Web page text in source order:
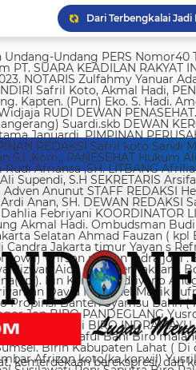
Yusril sebut
Imigrasi Semarang
KPK temukan 8.500
Afrizon koto(ka korwil) Yusril koto BIRO SUMUT Toto. S Ulung s Korwil Bangka Belitung Zulkarnai Susilawati Roni Saputra Biro Palembang Di cari. Biro Jambi M. Naser Biro Riau Hermain Biro Pesisir Barat (Krui) yepta Rijaya Kalimantan Barat Hendrik Usman Perwakilan Maluku Utara Raymon Caniago kota Madya Manado Ismail Hamadi kabupaten Minahasa Alstein Nesar Manumpil (kpl Biro) Menahasa Tenggara Hanny krestofel Gumalang (ka.Biro). Minahasa Utara Rydel Gumalang.(ka.Biro). kabupaten Bolmong Dicari. (Kpl biro). Kabupaten Salayar (Dicari). Polda Sulut (Alstein Nesar N). KORWIL INDONESIA TIMUR Ismail Hamadi .(kepala Korwil). Biro Tidore Chika Citra lestari. Biro Ternate Ismit Mohtar Biro Papua & Papua Barat (..,cari..) PT keadilan rakyat Indonesia BRI 720701004536531 a/n Safril Bank BCA 8681 1266 43 a/n Maryatun Redaksi. Jln Ciujung Raya no 4 Rt 01/009 Kel Karawang kec Karawaci kota Tangerang Tata usaha. Komplek Palem Mutiara Blok C. 10 No. 66 Cengkareng Jakarta Pusat Tata usaha Daan Mogot raya no 5B Jakarta barat Telepon: 088973802372/ 0858315860 / 0821134676 /081367093927 pedoman Dewan Pers Peraturan Dewan Pers Pedoman Pemberitaan Media Siber Kemerdekaan berpendapat, kemerdekaan berekspresi, dan kemerdekaan pers adalah hak asasi manusia yang dilindungi Pancasila, Undang-Undang Dasar 1945, dan Deklarasi Universal Hak Asasi Manusia PBB. Keberadaan media siber di Indonesia juga merupakan bagian dari kemerdekaan berpendapat, kemerdekaan berekspresi, dan kemerdekaan pers. Media siber memiliki karakter khusus sehingga memerlukan pedoman agar pengelolaannya dapat dilaksanakan secara profesional, memenuhi fungsi, hak, dan kewajibannya sesuai Undang-Undang Nomor 40 Tahun 1999 tentang Pers dan Kode Etik Jurnalistik. Untuk itu Dewan Pers bersama organisasi pers, pengelola media siber, dan masyarakat menyusun Pedoman Pemberitaan Media Siber sebagai berikut: 1. Ruang Lingkup Media Siber adalah segala bentuk media yang menggunakan wahana internet dan melaksanakan kegiatan jurnalistik, serta memenuhi persyaratan Undang-Undang Pers dan Standar Perusahaan Pers yang ditetapkan Dewan Pers. Isi Buatan Pengguna (User Generated Content) adalah segala isi yang dibuat dan atau dipublikasikan oleh pengguna media siber, antara lain, artikel, gambar, komentar, suara, video dan berbagai bentuk unggahan yang melekat pada media siber, seperti blog, forum, komentar pembaca atau pemirsa, dan bentuk lain. 2. Verifikasi dan keberimbangan berita Pada prinsipnya setiap berita harus melalui verifikasi. Berita yang dapat merugikan pihak lain memerlukan verifikasi pada berita yang sama untuk memenuhi prinsip akurasi dan keberimbangan. Ketentuan dalam butir (a) di atas dikecualikan, dengan syarat: Berita benar-benar mengandung kepentingan publik yang bersifat mendesak; Sumber berita yang pertama adalah sumber yang jelas disebutkan identitasnya, kredibel dan kompeten; Subyek berita yang harus dikonfirmasi tidak diketahui keberadaannya dan atau tidak dapat diwawancarai; Media memberikan penjelasan kepada pembaca bahwa berita tersebut masih memerlukan verifikasi lebih lanjut yang diupayakan dalam waktu secepatnya. Penjelasan dimuat pada bagian akhir dari berita yang sama, di dalam kurung dan menggunakan huruf miring. Setelah memuat berita sesuai dengan butir (c), media wajib
berekspresi, dan